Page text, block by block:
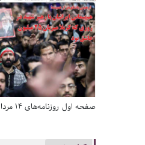
صفحه اول روزنامه‌های 14 مرداد 1405